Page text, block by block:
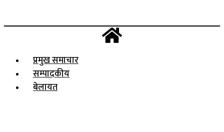
प्रमुख समाचार
सम्पादकीय
बेलायत